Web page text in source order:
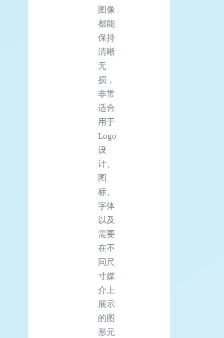
图像
都能
保持
清晰
无
损，
非常
适合
用于
Logo
设
计、
图
标、
字体
以及
需要
在不
同尺
寸媒
介上
展示
的图
形元